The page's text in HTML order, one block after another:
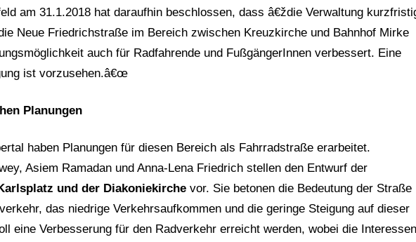
am 31.1.2018 hat daraufhin beschlossen, dass â€ždie Verwaltung
Neue Friedrichstraße im Bereich zwischen Kreuzkirche und Bahnhof Mirke
auch für Radfahrende und FußgängerInnen verbessert. Eine
ist vorzusehen.â€œ
Planungen
haben Planungen für diesen Bereich als Fahrradstraße erarbeitet.
Asiem Ramadan und Anna-Lena Friedrich stellen den Entwurf der
und der Diakoniekirche vor. Sie betonen die Bedeutung der Straße
das niedrige Verkehrsaufkommen und die geringe Steigung auf dieser
eine Verbesserung für den Radverkehr erreicht werden, wobei die Interessen